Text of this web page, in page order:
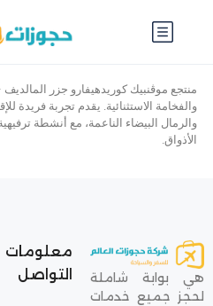
منتجع موڤنبيك كوريدهيفارو جزر
والفخامة الاستثنائية. يقدم تجربة فريدة
والرمال البيضاء الناعمة، مع أنشطة
الأذواق.
هي بوابة شاملة
لحجز جميع خدمات
معلومات
التواصل